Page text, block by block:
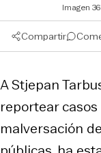
Imagen
Compartir
A Stjepan
reportear
malversación